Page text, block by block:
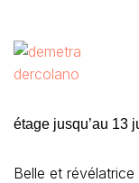
étage jusqu’au 13
Belle et